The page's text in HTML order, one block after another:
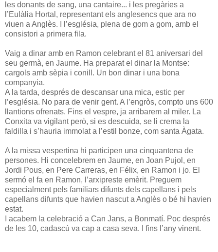
les donants de sang, una cantaire... i les pregàries a
l’Eulàlia Hortal, representant els anglesencs que ara no
viuen a Anglès. I l’església, plena de gom a gom, amb el
consistori a primera fila.
Vaig a dinar amb en Ramon celebrant el 81 aniversari del
seu germà, en Jaume. Ha preparat el dinar la Montse:
cargols amb sèpia i conill. Un bon dinar i una bona
companyia.
A la tarda, després de descansar una mica, estic per
l’església. No para de venir gent. A l’engròs, compto uns 600
llantions ofrenats. Fins el vespre, ja arribarem al miler. La
Conxita va vigilant però, si es descuida, se li crema la
faldilla i s’hauria immolat a l’estil bonze, com santa Àgata.
A la missa vespertina hi participen una cinquantena de
persones. Hi concelebrem en Jaume, en Joan Pujol, en
Jordi Pous, en Pere Carreras, en Félix, en Ramon i jo. El
sermó el fa en Ramon, l’arxipreste emèrit. Preguem
especialment pels familiars difunts dels capellans i pels
capellans difunts que havien nascut a Anglès o bé hi havien
estat.
I acabem la celebració a Can Jans, a Bonmatí. Poc després
de les 10, cadascú va cap a casa seva. I fins l’any vinent.